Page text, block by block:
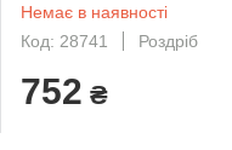
Немає в наявності
Код: 28741
Роздріб
752 ₴